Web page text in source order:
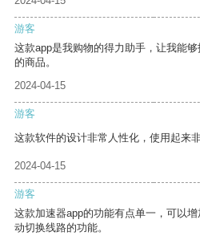
游客
这款app是我购物的得力助手，让我能
的商品。
2024-04-15
游客
这款软件的设计非常人性化，使用起来非
2024-04-15
游客
这款加速器app的功能有点单一，可以
动切换线路的功能。